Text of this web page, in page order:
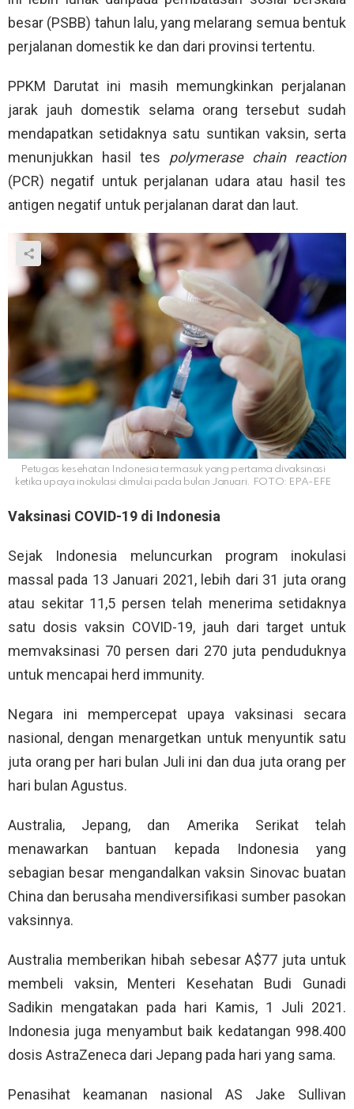
besar (PSBB) tahun lalu, yang melarang semua bentuk
perjalanan domestik ke dan dari provinsi tertentu.
PPKM Darutat ini masih memungkinkan perjalanan
jarak jauh domestik selama orang tersebut sudah
mendapatkan setidaknya satu suntikan vaksin, serta
menunjukkan hasil tes polymerase chain reaction
(PCR) negatif untuk perjalanan udara atau hasil tes
antigen negatif untuk perjalanan darat dan laut.
Petugas kesehatan Indonesia termasuk yang pertama divaksinasi
ketika upaya inokulasi dimulai pada bulan Januari. FOTO: EPA-EFE
Vaksinasi COVID-19 di Indonesia
Sejak Indonesia meluncurkan program inokulasi
massal pada 13 Januari 2021, lebih dari 31 juta orang
atau sekitar 11,5 persen telah menerima setidaknya
satu dosis vaksin COVID-19, jauh dari target untuk
memvaksinasi 70 persen dari 270 juta penduduknya
untuk mencapai herd immunity.
Negara ini mempercepat upaya vaksinasi secara
nasional, dengan menargetkan untuk menyuntik satu
juta orang per hari bulan Juli ini dan dua juta orang per
hari bulan Agustus.
Australia, Jepang, dan Amerika Serikat telah
menawarkan bantuan kepada Indonesia yang
sebagian besar mengandalkan vaksin Sinovac buatan
China dan berusaha mendiversifikasi sumber pasokan
vaksinnya.
Australia memberikan hibah sebesar A$77 juta untuk
membeli vaksin, Menteri Kesehatan Budi Gunadi
Sadikin mengatakan pada hari Kamis, 1 Juli 2021.
Indonesia juga menyambut baik kedatangan 998.400
dosis AstraZeneca dari Jepang pada hari yang sama.
Penasihat keamanan nasional AS Jake Sullivan